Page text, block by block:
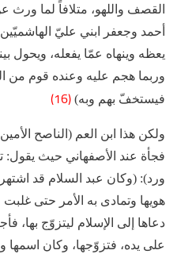
القصف واللهو، متلافاً لما
أحمد وجعفر ابني عليّ
يعظه وينهاه عمّا يفعله، ويحول
وربما هجم عليه وعنده قوم من
فيستخفّ بهم وبه) (16)
ولكن هذا ابن العم (الناصح
فجأة عند الأصفهاني حيث
ورد): (وكان عبد السلام قد
هويها وتمادى به الأمر حتى غلبت
دعاها إلى الإسلام ليتزوّج بها،
على يده، فتزوّجها، وكان اسمها